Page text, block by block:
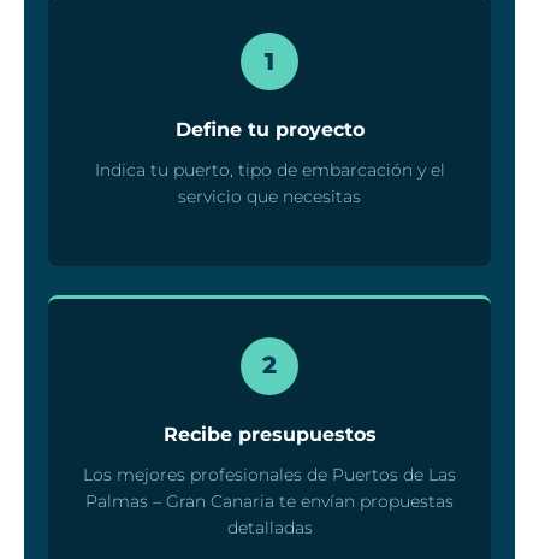
1
Define tu proyecto
Indica tu puerto, tipo de embarcación y el
servicio que necesitas
2
Recibe presupuestos
Los mejores profesionales de Puertos de Las
Palmas – Gran Canaria te envían propuestas
detalladas